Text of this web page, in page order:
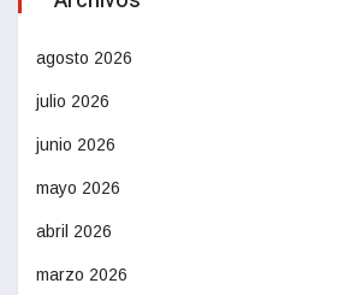
agosto 2026
julio 2026
junio 2026
mayo 2026
abril 2026
marzo 2026